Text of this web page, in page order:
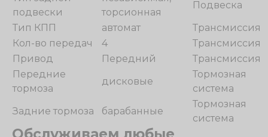
подвески
торсионная
Подвеска
Тип КПП
автомат
Трансмиссия
Кол-во передач
4
Трансмиссия
Привод
Передний
Трансмиссия
Передние
тормоза
дисковые
Тормозная
система
Задние тормоза
барабанные
Тормозная
система